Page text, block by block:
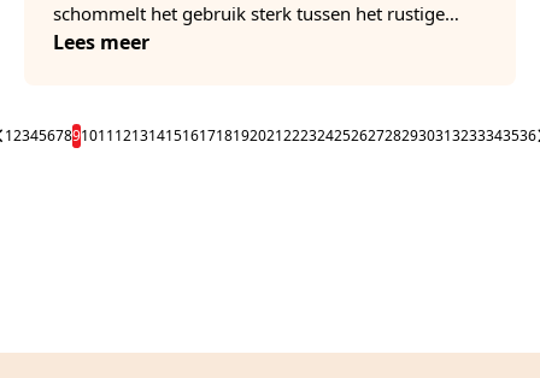
schommelt het gebruik sterk tussen het rustige…
Lees meer
123456789101112131415161718192021222324252627282930313233343536